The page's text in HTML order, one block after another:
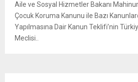
Aile ve Sosyal Hizmetler Bakanı
Çocuk Koruma Kanunu ile Bazı
Yapılmasına Dair Kanun Teklifi’nin
Meclisi..